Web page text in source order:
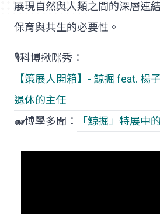
展現自然與人類之間的深層連
保育與共生的必要性。
🎙️科博揪咪秀：
【策展人開箱】- 鯨掘 feat. 楊
退休的主任
🐋博學多聞：
「鯨掘」特展中